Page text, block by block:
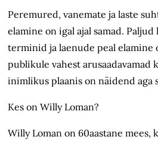
Peremured, vanemate ja laste
elamine on igal ajal samad.
terminid ja laenude peal elamine
publikule vahest arusaadavamad
inimlikus plaanis on näidend aga
Kes on Willy Loman?
Willy Loman on 60aastane mees,